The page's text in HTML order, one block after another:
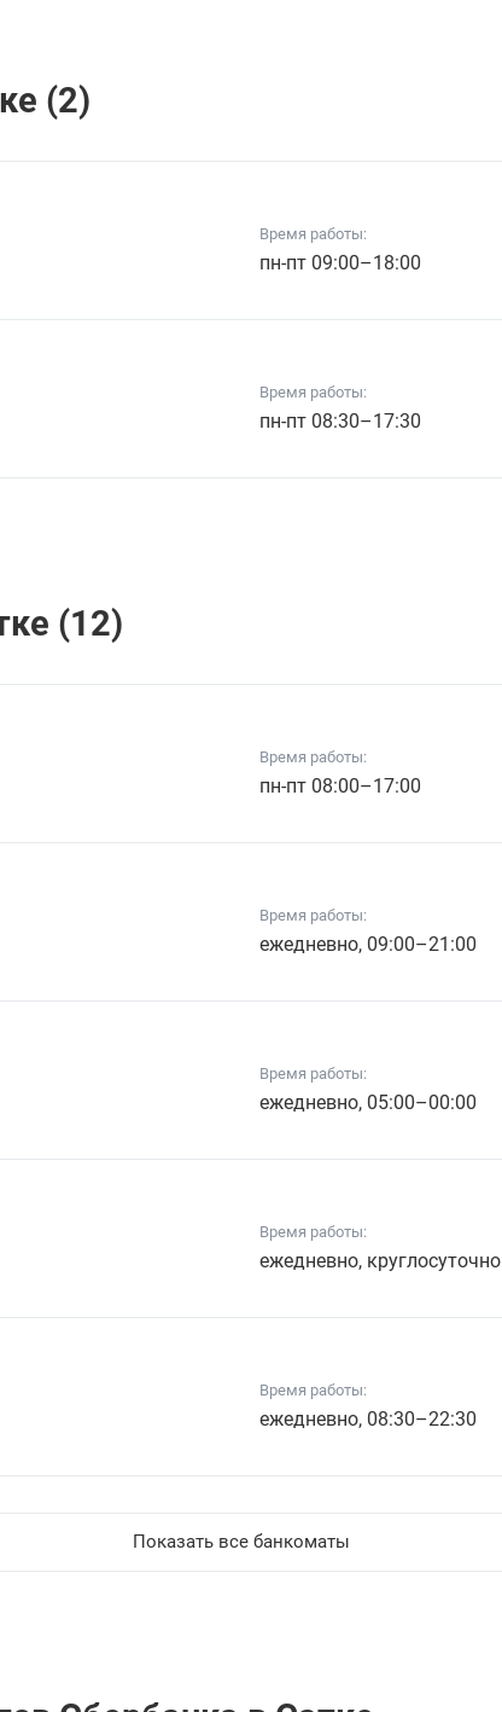
(2)
Время работы:
пн-пт 09:00–18:00
Время работы:
пн-пт 08:30–17:30
(12)
Время работы:
пн-пт 08:00–17:00
Время работы:
ежедневно, 09:00–21:00
Время работы:
ежедневно, 05:00–00:00
Время работы:
ежедневно, круглосуточно
Время работы:
ежедневно, 08:30–22:30
Показать все банкоматы